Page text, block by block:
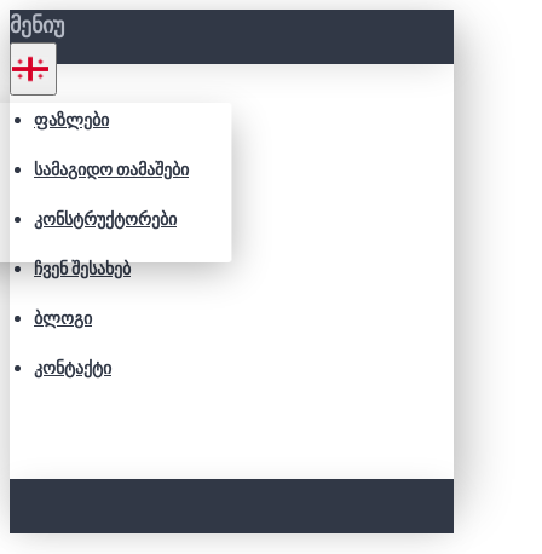
ᲛᲔᲜᲘᲣ
ᲤᲐᲖᲚᲔᲑᲘ
ᲡᲐᲛᲐᲒᲘᲓᲝ ᲗᲐᲛᲐᲨᲔᲑᲘ
ᲙᲝᲜᲡᲢᲠᲣᲥᲢᲝᲠᲔᲑᲘ
ᲩᲕᲔᲜ ᲨᲔᲡᲐᲮᲔᲑ
ᲑᲚᲝᲒᲘ
ᲙᲝᲜᲢᲐᲥᲢᲘ